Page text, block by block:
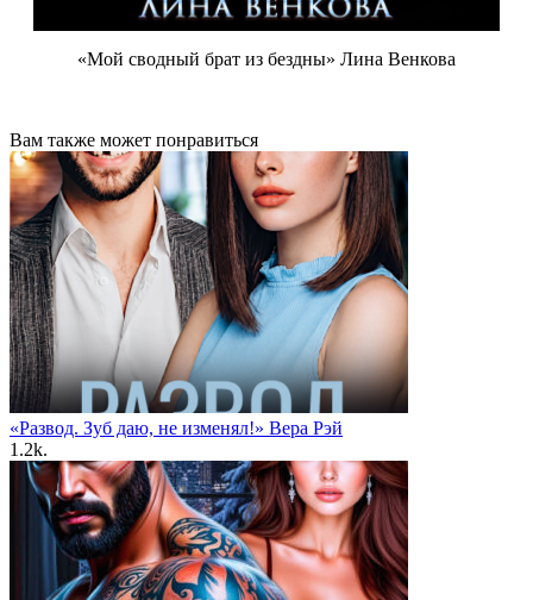
«Мой сводный брат из бездны» Лина Венкова
Вам также может понравиться
«Развод. Зуб даю, не изменял!» Вера Рэй
1.2k.